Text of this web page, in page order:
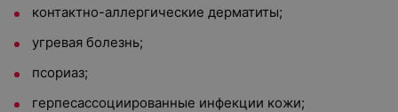
контактно-аллергические дерматиты;
угревая болезнь;
псориаз;
герпесассоциированные инфекции кожи;